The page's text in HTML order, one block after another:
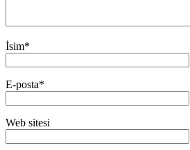
İsim*
E-posta*
Web sitesi